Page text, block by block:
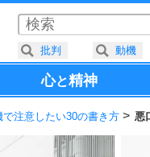
心と精神
注意したい30の書き方 悪
批判 動機